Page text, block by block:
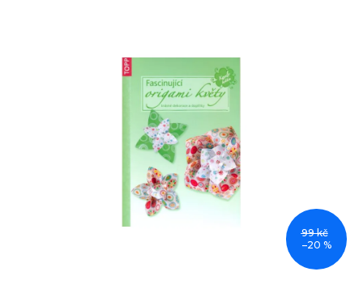
99 kč
–20 %